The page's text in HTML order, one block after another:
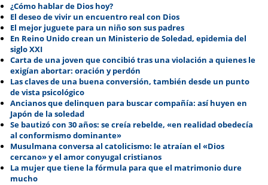
¿Cómo hablar de Dios hoy?
El deseo de vivir un encuentro real con Dios
El mejor juguete para un niño son sus padres
En Reino Unido crean un Ministerio de Soledad, epidemia del
siglo XXI
Carta de una joven que concibió tras una violación a quienes le
exigían abortar: oración y perdón
Las claves de una buena conversión, también desde un punto
de vista psicológico
Ancianos que delinquen para buscar compañía: así huyen en
Japón de la soledad
Se bautizó con 30 años: se creía rebelde, «en realidad obedecía
al conformismo dominante»
Musulmana conversa al catolicismo: le atraían el «Dios
cercano» y el amor conyugal cristianos
La mujer que tiene la fórmula para que el matrimonio dure
mucho